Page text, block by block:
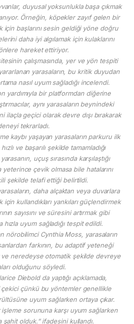
duyusal yoksunlukla başa çıkmak
Örneğin, köpekler zayıf gelen bir
için başlarını sesin geldiği yöne doğru
daha iyi algılamak için kulaklarını
hareket ettiriyor.
çalışmasında, yer ve yön tespiti
yarasaların, bu kritik duyudan
nasıl uyum sağladığı incelendi.
yardımıyla bir platformdan diğerine
aynı yarasaların beynindeki
ilaçla geçici olarak devre dışı bırakarak
tekrarladı.
kaybı yaşayan yarasaların parkuru ilk
ve başarılı şekilde tamamladığı
uçuş sırasında karşılaştığı
çevik olmasa bile hatalarını
şekilde telafi ettiği belirtildi.
daha alçaktan veya duvarlara
kullandıkları yankıları güçlendirmek
sayısını ve süresini artırmak gibi
uyum sağladığı tespit edildi.
nörobilimci Cynthia Moss, yarasaların
farkının, bu adaptif yeteneği
ve neredeyse otomatik şekilde devreye
olduğunu söyledi.
Diebold da yaptığı açıklamada,
çekici çünkü bu yöntemler genellikle
uyum sağlarken ortaya çıkar.
sorununa karşı uyum sağlarken
şahit olduk.” ifadesini kullandı.